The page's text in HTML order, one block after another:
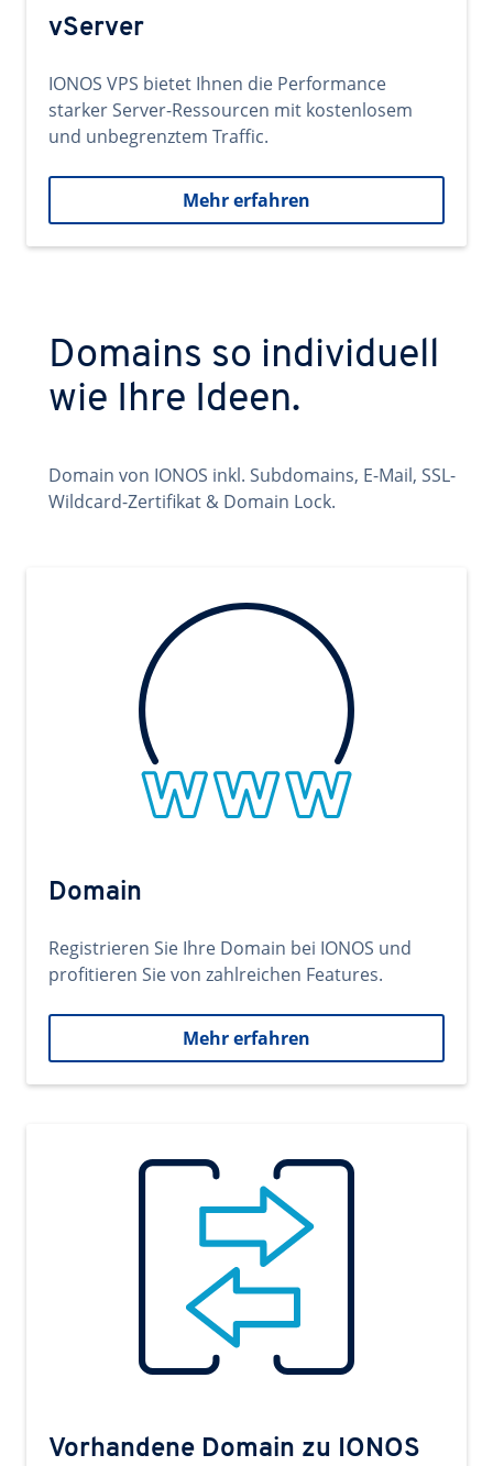
vServer
IONOS VPS bietet Ihnen die Performance
starker Server-Ressourcen mit kostenlosem
und unbegrenztem Traffic.
Mehr erfahren
Domains so individuell
wie Ihre Ideen.
Domain von IONOS inkl. Subdomains, E-Mail, SSL-
Wildcard-Zertifikat & Domain Lock.
Domain
Registrieren Sie Ihre Domain bei IONOS und
profitieren Sie von zahlreichen Features.
Mehr erfahren
Vorhandene Domain zu IONOS